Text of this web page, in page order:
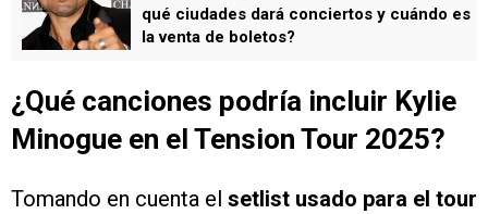
qué ciudades dará conciertos y cuándo es
la venta de boletos?
¿Qué canciones podría incluir Kylie
Minogue en el Tension Tour 2025?
Tomando en cuenta el setlist usado para el tour